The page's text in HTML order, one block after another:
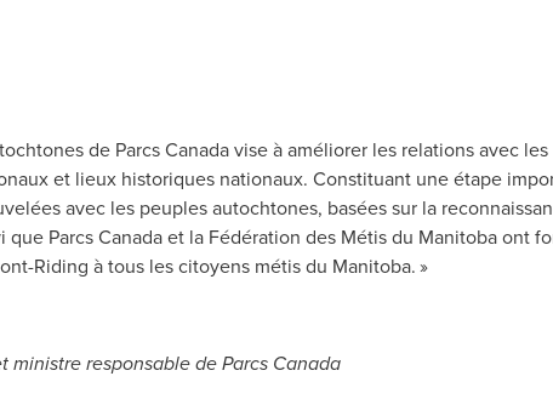
de Parcs Canada vise à améliorer les relations avec les
et lieux historiques nationaux. Constituant une étape
avec les peuples autochtones, basées sur la
Parcs Canada et la Fédération des Métis du Manitobaont
Riding à tous les citoyens métis du Manitoba. »
responsable de Parcs Canada